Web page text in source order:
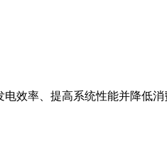
效率、提高系统性能并降低消